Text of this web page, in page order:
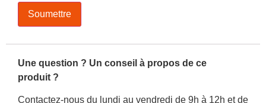
Une question ? Un conseil à propos de ce
produit ?
Contactez-nous du lundi au vendredi de 9h à 12h et de